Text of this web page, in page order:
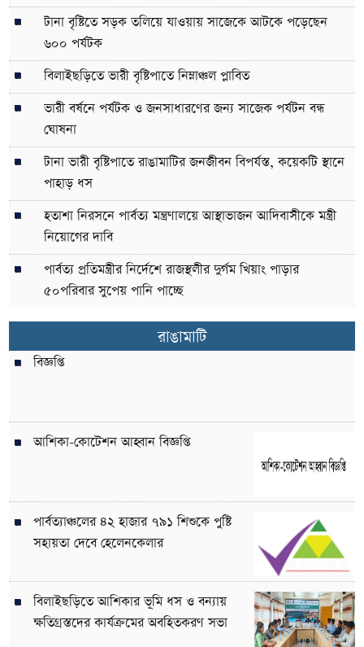
টানা বৃষ্টিতে সড়ক তলিয়ে যাওয়ায় সাজেকে আটকে পড়েছেন
৬০০ পর্যটক
বিলাইছড়িতে ভারী বৃষ্টিপাতে নিম্নাঞ্চল প্লাবিত
ভারী বর্ষনে পর্যটক ও জনসাধারণের জন্য সাজেক পর্যটন বন্ধ
ঘোষনা
টানা ভারী বৃষ্টিপাতে রাঙামাটির জনজীবন বিপর্যস্ত, কয়েকটি স্থানে
পাহাড় ধস
হতাশা নিরসনে পার্বত্য মন্ত্রণালয়ে আস্থাভাজন আদিবাসীকে মন্ত্রী
নিয়োগের দাবি
পার্বত্য প্রতিমন্ত্রীর নির্দেশে রাজস্থলীর দুর্গম খিয়াং পাড়ার
৫০পরিবার সুপেয় পানি পাচ্ছে
রাঙামাটি
বিজ্ঞপ্তি
আশিকা-কোটেশন আহ্বান বিজ্ঞপ্তি
পার্বত্যাঞ্চলের ৪২ হাজার ৭৯১ শিশুকে পুষ্টি
সহায়তা দেবে হেলেনকেলার
বিলাইছড়িতে আশিকার ভূমি ধস ও বন্যায়
ক্ষতিগ্রস্তদের কার্যক্রমের অবহিতকরণ সভা